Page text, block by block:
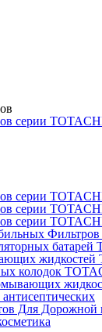
серии
серии
серии
серии
батарей
колодок
Для